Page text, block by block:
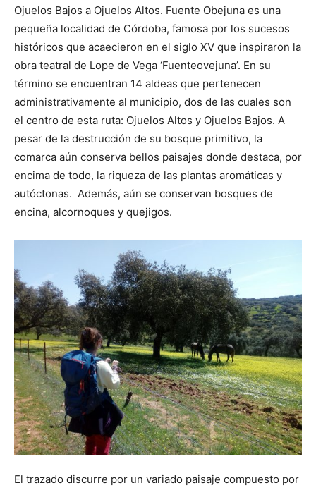
Ojuelos Bajos a Ojuelos Altos. Fuente Obejuna es una
pequeña localidad de Córdoba, famosa por los sucesos
históricos que acaecieron en el siglo XV que inspiraron la
obra teatral de Lope de Vega ‘Fuenteovejuna’. En su
término se encuentran 14 aldeas que pertenecen
administrativamente al municipio, dos de las cuales son
el centro de esta ruta: Ojuelos Altos y Ojuelos Bajos. A
pesar de la destrucción de su bosque primitivo, la
comarca aún conserva bellos paisajes donde destaca, por
encima de todo, la riqueza de las plantas aromáticas y
autóctonas. Además, aún se conservan bosques de
encina, alcornoques y quejigos.
El trazado discurre por un variado paisaje compuesto por